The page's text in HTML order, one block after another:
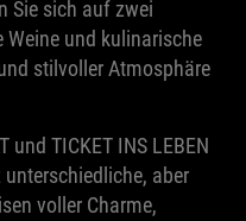
Sie sich auf zwei
Weine und kulinarische
stilvoller Atmosphäre
und TICKET INS LEBEN
aber
voller Charme,